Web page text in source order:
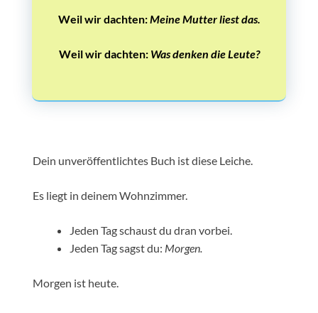
Weil wir dachten:Meine Mutter liest das.
Weil wir dachten: Was denken die Leute?
Dein unveröffentlichtes Buch ist diese Leiche.
Es liegt in deinem Wohnzimmer.
Jeden Tag schaust du dran vorbei.
Jeden Tag sagst du: Morgen.
Morgen ist heute.